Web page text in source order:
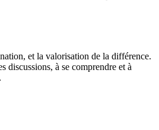
et la valorisation de la différence.
discussions, à se comprendre et à